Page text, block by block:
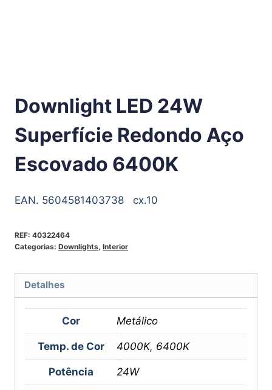
Downlight LED 24W
Superfície Redondo Aço
Escovado 6400K
EAN. 5604581403738 cx.10
REF: 40322464
Categorias: Downlights, Interior
Detalhes
Cor Metálico
Temp. de Cor 4000K, 6400K
Potência 24W